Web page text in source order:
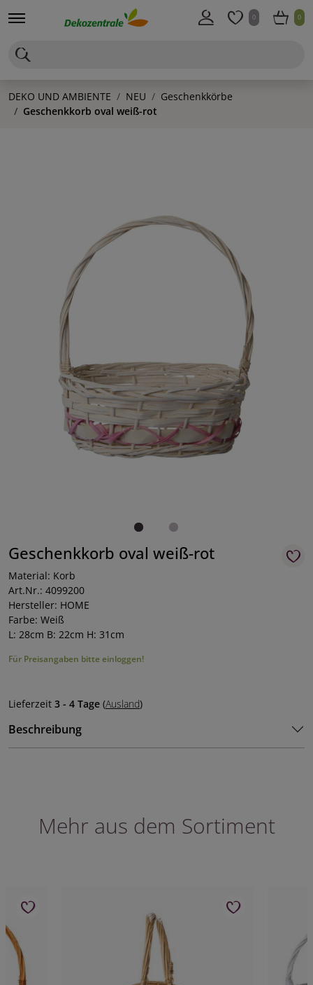
0 0
DEKO UND AMBIENTE NEU
Geschenkkörbe
Geschenkkorb oval weiß-rot
Geschenkkorb oval weiß-rot
Material: Korb
Art.Nr.: 4099200
Hersteller: HOME
Farbe: Weiß
L: 28cm B: 22cm H: 31cm
Für Preisangaben bitte einloggen!
Lieferzeit 3 - 4 Tage (Ausland)
Beschreibung
Mehr aus dem Sortiment